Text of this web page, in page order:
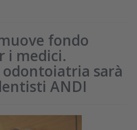
fondo
i medici.
odontoiatria sarà
ANDI